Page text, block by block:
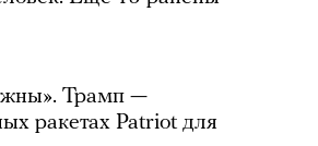
Трамп —
ракетах Patriot для